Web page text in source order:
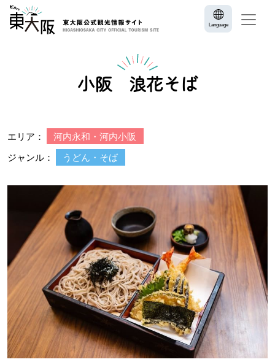
Language
小阪 浪花そば
エリア： 河内永和・河内小阪
ジャンル： うどん・そば